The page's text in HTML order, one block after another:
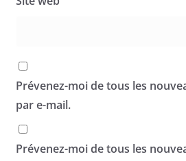
Prévenez-moi de tous les
par e-mail.
Prévenez-moi de tous les